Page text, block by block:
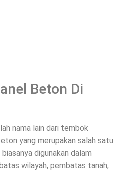
Beton Di
nama lain dari tembok
yang merupakan salah satu
digunakan dalam
wilayah, pembatas tanah,